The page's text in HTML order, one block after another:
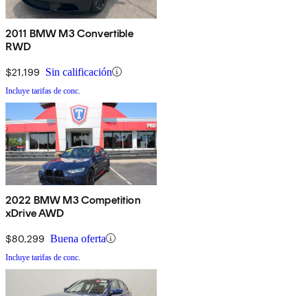
2011 BMW M3 Convertible
RWD
$21,199 Sin calificación
Incluye tarifas de conc.
2022 BMW M3 Competition
xDrive AWD
$80,299 Buena oferta
Incluye tarifas de conc.